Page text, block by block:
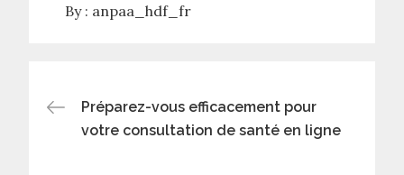
By : anpaa_hdf_fr
Post
Préparez-vous efficacement pour
votre consultation de santé en ligne